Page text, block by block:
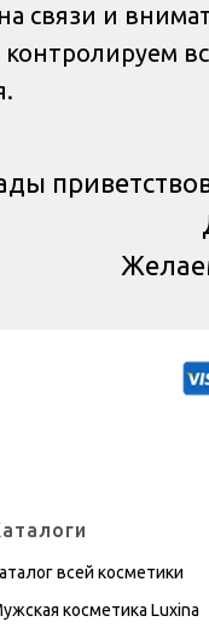
связи и
всей косметики
косметика Luxina